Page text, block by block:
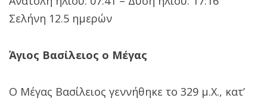
Σελήνη 12.5 ημερών
Άγιος Βασίλειος ο Μέγας
Ο Μέγας Βασίλειος γεννήθηκε το 329 μ.Χ., κατ’